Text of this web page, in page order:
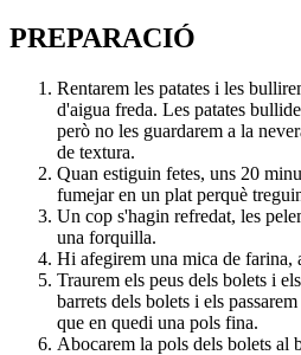
PREPARACIÓ
Rentarem les patates i les
d'aigua freda. Les patates
però no les guardarem a la
de textura.
Quan estiguin fetes, uns 20
fumejar en un plat perquè
Un cop s'hagin refredat, les
una forquilla.
Hi afegirem una mica de farina,
Traurem els peus dels bolets i
barrets dels bolets i els
que en quedi una pols fina.
Abocarem la pols dels bolets al